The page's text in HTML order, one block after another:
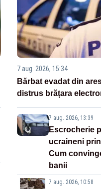
7 aug. 2026, 15:34
Bărbat evadat din
distrus brățara
7 aug. 2026, 13:39
Escrocherie
ucraineni
Cum
banii
7 aug. 2026, 10:58